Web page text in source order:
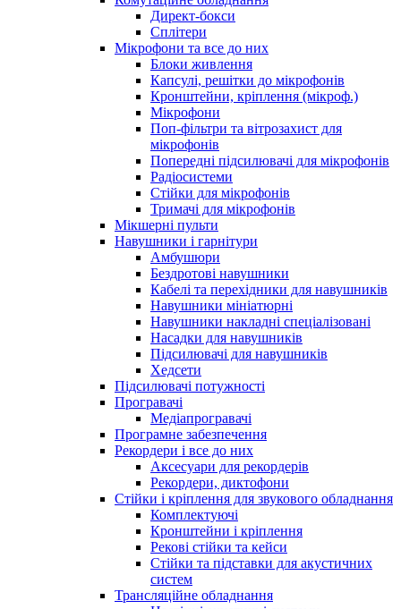
Директ-бокси
Сплітери
Мікрофони та все до них
Блоки живлення
Капсулі, решітки до мікрофонів
Кронштейни, кріплення (мікроф.)
Мікрофони
Поп-фільтри та вітрозахист для
мікрофонів
Попередні підсилювачі для мікрофонів
Радіосистеми
Стійки для мікрофонів
Тримачі для мікрофонів
Мікшерні пульти
Навушники і гарнітури
Амбушюри
Бездротові навушники
Кабелі та перехідники для навушників
Навушники мініатюрні
Навушники накладні спеціалізовані
Насадки для навушників
Підсилювачі для навушників
Хедсети
Підсилювачі потужності
Програвачі
Медіапрогравачі
Програмне забезпечення
Рекордери і все до них
Аксесуари для рекордерів
Рекордери, диктофони
Стійки і кріплення для звукового обладнання
Комплектуючі
Кронштейни і кріплення
Рекові стійки та кейси
Стійки та підставки для акустичних
систем
Трансляційне обладнання